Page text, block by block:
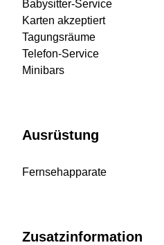
Babysitter-Service
Karten akzeptiert
Tagungsräume
Telefon-Service
Minibars
Ausrüstung
Fernsehapparate
Zusatzinformation